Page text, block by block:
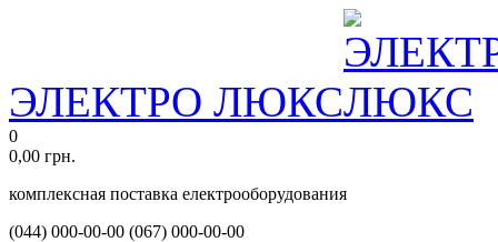
ЭЛЕКТРО ЛЮКС
0
0,00 грн.
комплексная поставка електрооборудования
(044) 000-00-00 (067) 000-00-00